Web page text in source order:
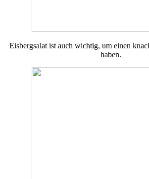
Eisbergsalat ist auch wichtig, um einen
haben.